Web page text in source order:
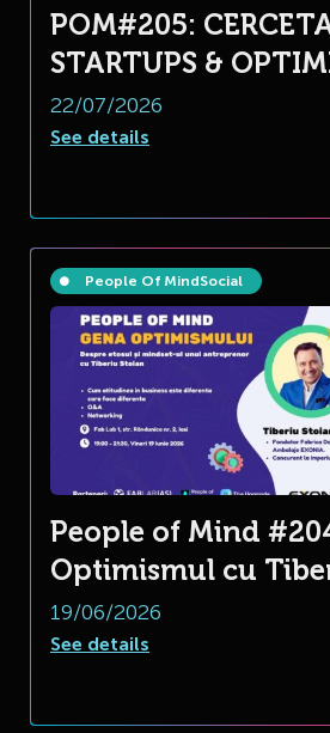
POM#205:
STARTUPS &
22/07/2026
See details
People Of MindSocial
People of Mind
Optimismul cu
19/06/2026
See details